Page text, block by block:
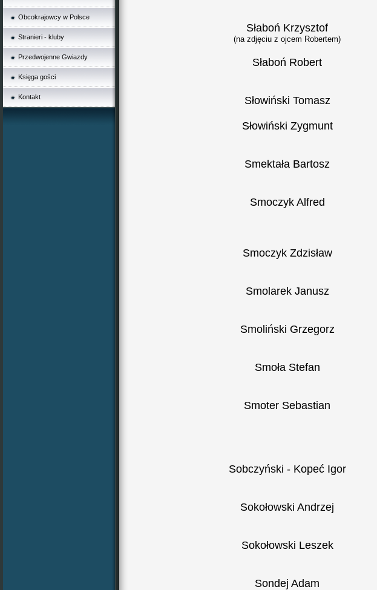
Obcokrajowcy w Polsce
Stranieri - kluby
Przedwojenne Gwiazdy
Księga gości
Kontakt
Słaboń Krzysztof
(na zdjęciu z ojcem Robertem)
Słaboń Robert
Słowiński Tomasz
Słowiński Zygmunt
Smektała Bartosz
Smoczyk Alfred
Smoczyk Zdzisław
Smolarek Janusz
Smoliński Grzegorz
Smoła Stefan
Smoter Sebastian
Sobczyński - Kopeć Igor
Sokołowski Andrzej
Sokołowski Leszek
Sondej Adam